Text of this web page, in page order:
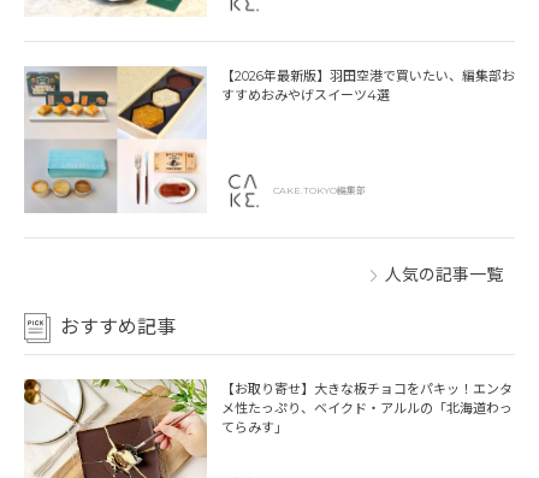
【2026年最新版】羽田空港で買いたい、編集部お
すすめおみやげスイーツ4選
CAKE.TOKYO編集部
人気の記事一覧
おすすめ記事
【お取り寄せ】大きな板チョコをパキッ！エンタ
メ性たっぷり、ベイクド・アルルの「北海道わっ
てらみす」